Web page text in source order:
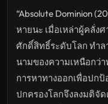
ไทย
เต็ม
เรื่อง
HD
อัปเดต
ล่าสุด
“Absolute Dominion
หายนะ เมื่อเหล่าผู้คลั่ง
ศักดิ์สิทธิ์ระดับโลก ทำล
นามของความเหนือกว่
การหาทางออกเพื่อปก
ปกครองโลกจึงลงมติจั